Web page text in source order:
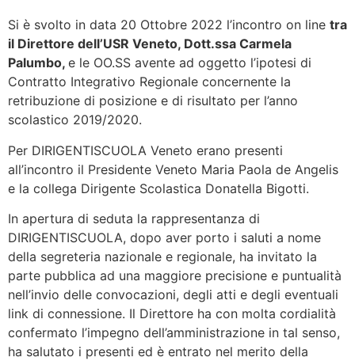
Si è svolto in data 20 Ottobre 2022 l’incontro on line tra
il Direttore dell’USR Veneto, Dott.ssa Carmela
Palumbo, e le OO.SS avente ad oggetto l’ipotesi di
Contratto Integrativo Regionale concernente la
retribuzione di posizione e di risultato per l’anno
scolastico 2019/2020.
Per DIRIGENTISCUOLA Veneto erano presenti
all’incontro il Presidente Veneto Maria Paola de Angelis
e la collega Dirigente Scolastica Donatella Bigotti.
In apertura di seduta la rappresentanza di
DIRIGENTISCUOLA, dopo aver porto i saluti a nome
della segreteria nazionale e regionale, ha invitato la
parte pubblica ad una maggiore precisione e puntualità
nell’invio delle convocazioni, degli atti e degli eventuali
link di connessione. Il Direttore ha con molta cordialità
confermato l’impegno dell’amministrazione in tal senso,
ha salutato i presenti ed è entrato nel merito della